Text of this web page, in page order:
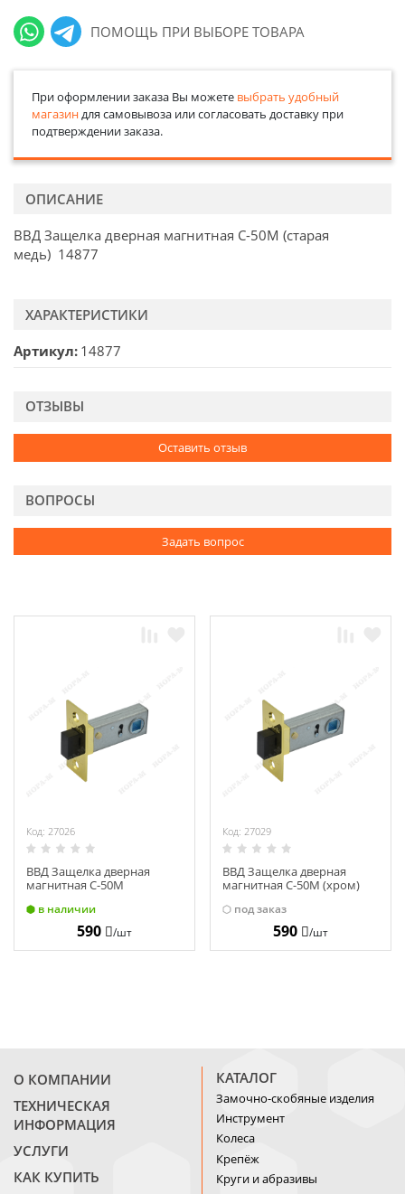
ПОМОЩЬ ПРИ ВЫБОРЕ ТОВАРА
При оформлении заказа Вы можете выбрать удобный
магазиндля самовывоза или согласовать доставку при
подтверждении заказа.
ОПИСАНИЕ
ВВД Защелка дверная магнитная С-50М (старая
медь) 14877
ХАРАКТЕРИСТИКИ
Артикул 14877
ОТЗЫВЫ
Оставить отзыв
ВОПРОСЫ
Задать вопрос
Код: 27026
ВВД Защелка дверная
магнитная С-50М
14744
в наличии
590 /шт
Код: 27029
ВВД Защелка дверная
магнитная С-50М (хром)
под заказ
590 /шт
О КОМПАНИИ
ТЕХНИЧЕСКАЯ
ИНФОРМАЦИЯ
УСЛУГИ
КАК КУПИТЬ
КАТАЛОГ
Замочно-скобяные изделия
Инструмент
Колеса
Крепёж
Круги и абразивы